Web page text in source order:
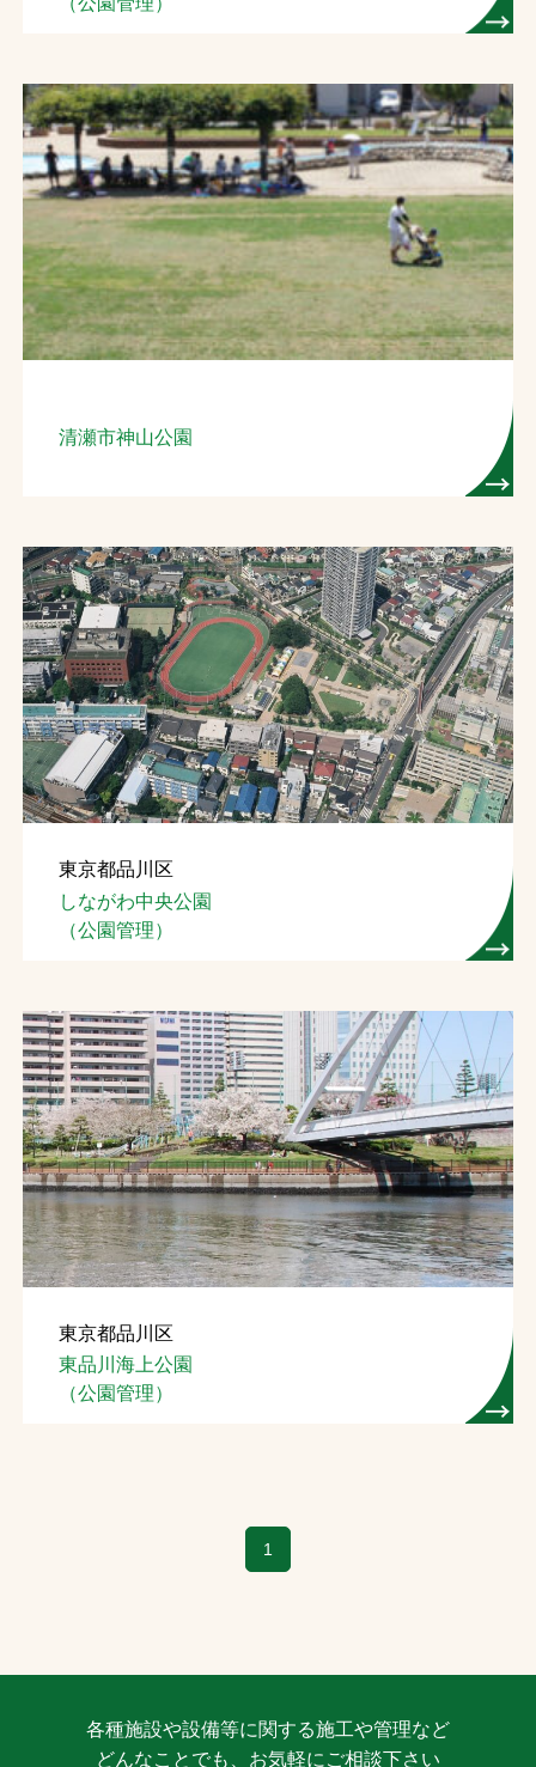
清瀬市神山公園
東京都品川区
しながわ中央公園
（公園管理）
東京都品川区
東品川海上公園
（公園管理）
1
各種施設や設備等に関する施工や管理など
どんなことでも、お気軽にご相談下さい